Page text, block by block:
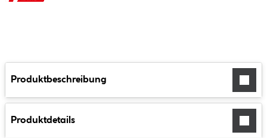
Produktbeschreibung
Produktdetails